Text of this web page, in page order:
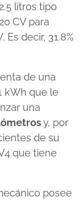
litros tipo
CV para
Es decir, 31.8%
de una
kWh que le
una
y, por
de su
que tiene
posee